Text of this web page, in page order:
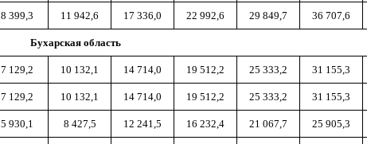
8 399,3 11 942,6 17 336,0 22 992,6 29 849,7 36 707,6
Бухарская область
7 129,2 10 132,1 14 714,0 19 512,2 25 333,2 31 155,3
7 129,2 10 132,1 14 714,0 19 512,2 25 333,2 31 155,3
5 930,1 8 427,5 12 241,5 16 232,4 21 067,7 25 905,3